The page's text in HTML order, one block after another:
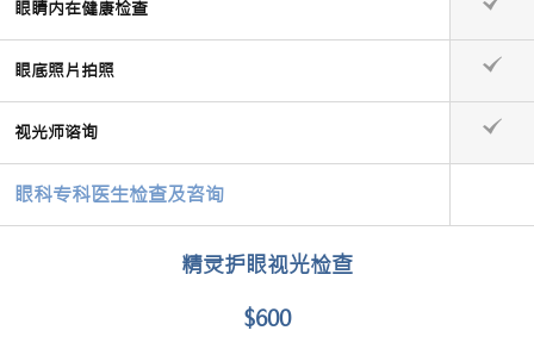
眼睛内在健康检查
眼底照片拍照
视光师谘询
眼科专科医生检查及咨询
精灵护眼视光检查
$600